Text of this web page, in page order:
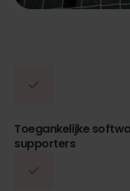
Toegankelijke
supporters